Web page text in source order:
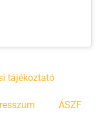
tájékoztató
ÁSZF